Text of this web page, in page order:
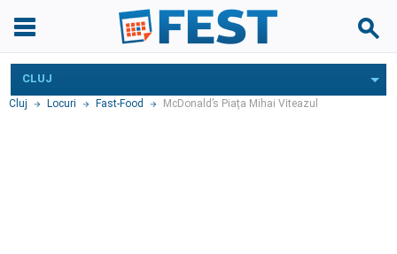
CLUJ
Cluj Locuri Fast-Food McDonald’s Piața Mihai Viteazul